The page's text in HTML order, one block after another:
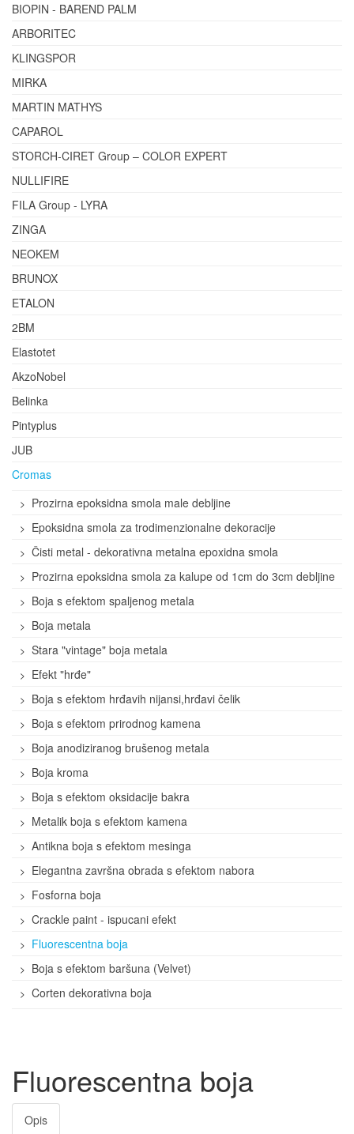
BIOPIN - BAREND PALM
ARBORITEC
KLINGSPOR
MIRKA
MARTIN MATHYS
CAPAROL
STORCH-CIRET Group – COLOR EXPERT
NULLIFIRE
FILA Group - LYRA
ZINGA
NEOKEM
BRUNOX
ETALON
2BM
Elastotet
AkzoNobel
Belinka
Pintyplus
JUB
Cromas
Prozirna epoksidna smola male debljine
Epoksidna smola za trodimenzionalne dekoracije
Čisti metal - dekorativna metalna epoxidna smola
Prozirna epoksidna smola za kalupe od 1cm do 3cm debljine
Boja s efektom spaljenog metala
Boja metala
Stara "vintage" boja metala
Efekt "hrđe"
Boja s efektom hrđavih nijansi,hrđavi čelik
Boja s efektom prirodnog kamena
Boja anodiziranog brušenog metala
Boja kroma
Boja s efektom oksidacije bakra
Metalik boja s efektom kamena
Antikna boja s efektom mesinga
Elegantna završna obrada s efektom nabora
Fosforna boja
Crackle paint - ispucani efekt
Fluorescentna boja
Boja s efektom baršuna (Velvet)
Corten dekorativna boja
Fluorescentna boja
Opis